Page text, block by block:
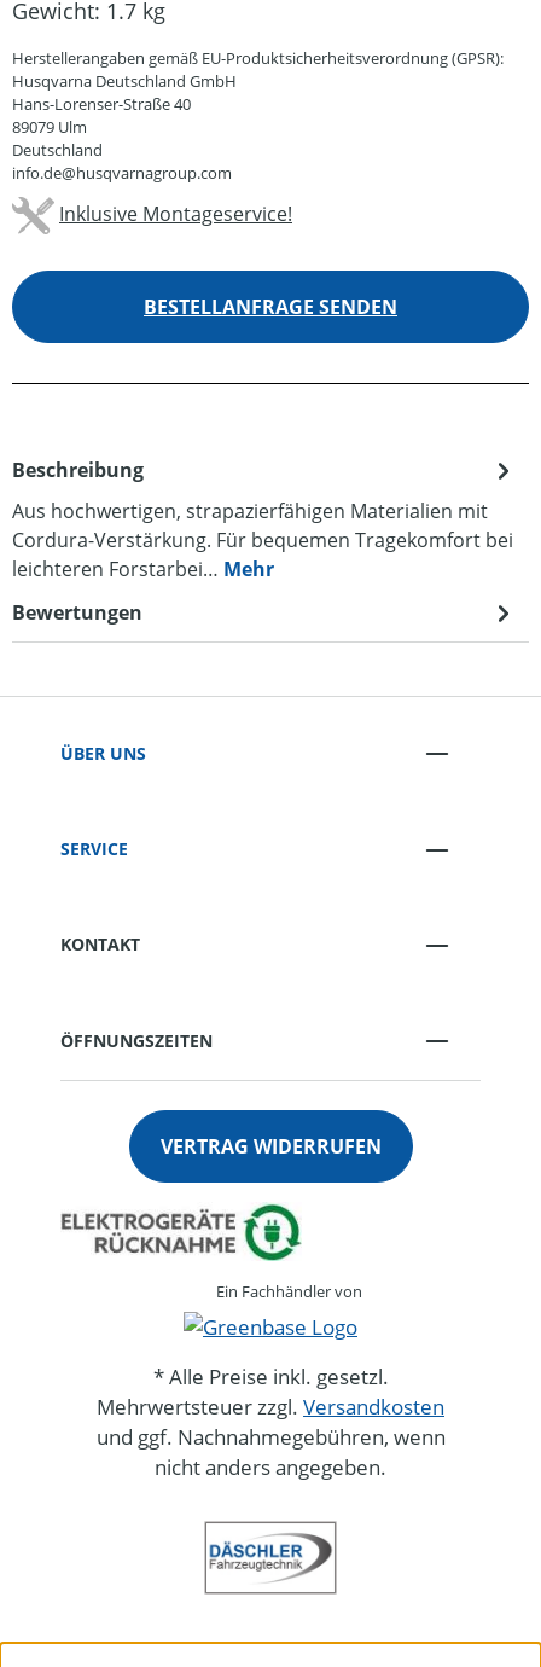
Gewicht: 1.7 kg
Herstellerangaben gemäß EU-Produktsicherheitsverordnung (GPSR):
Husqvarna Deutschland GmbH
Hans-Lorenser-Straße 40
89079 Ulm
Deutschland
info.de@husqvarnagroup.com
Inklusive Montageservice!
BESTELLANFRAGE SENDEN
Beschreibung
Aus hochwertigen, strapazierfähigen Materialien mit
Cordura-Verstärkung. Für bequemen Tragekomfort bei
leichteren Forstarbei… Mehr
Bewertungen
ÜBER UNS
SERVICE
KONTAKT
ÖFFNUNGSZEITEN
VERTRAG WIDERRUFEN
Ein Fachhändler von
* Alle Preise inkl. gesetzl.
Mehrwertsteuer zzgl. Versandkosten
und ggf. Nachnahmegebühren, wenn
nicht anders angegeben.